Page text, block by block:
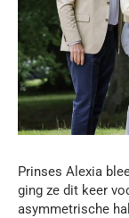
Prinses Alexia
ging ze dit keer
asymmetrische